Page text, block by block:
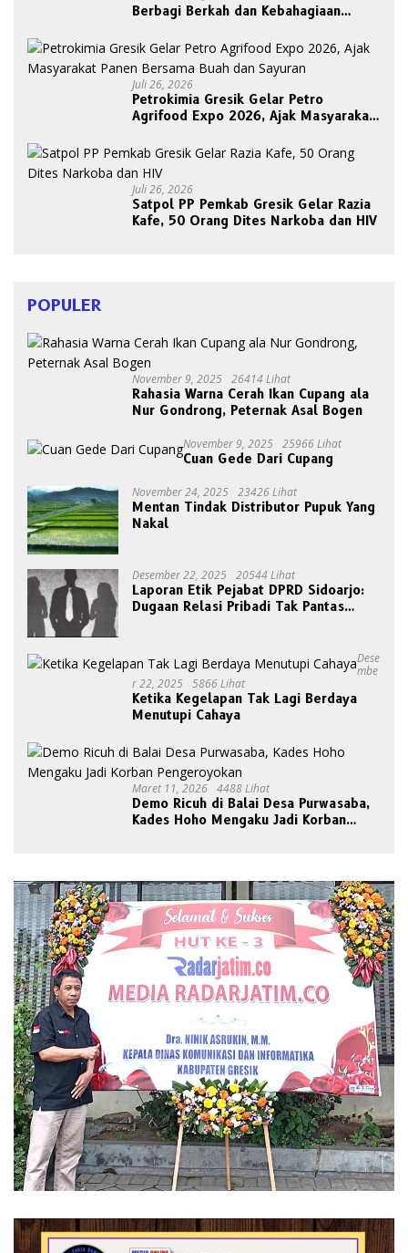
Berbagi Berkah dan Kebahagiaan
Juli 26, 2026
Petrokimia Gresik Gelar Petro
Agrifood Expo 2026, Ajak Masyarakat
Juli 26, 2026
Satpol PP Pemkab Gresik Gelar Razia
Kafe, 50 Orang Dites Narkoba dan HIV
POPULER
November 9, 2025 26414 Lihat
Rahasia Warna Cerah Ikan Cupang ala
Nur Gondrong, Peternak Asal Bogen
November 9, 2025 25966 Lihat
Cuan Gede Dari Cupang
November 24, 2025 23426 Lihat
Mentan Tindak Distributor Pupuk Yang
Nakal
Desember 22, 2025 20544 Lihat
Laporan Etik Pejabat DPRD Sidoarjo:
Dugaan Relasi Pribadi Tak Pantas
Dese
Mbe
R 22, 2025 5866 Lihat
Ketika Kegelapan Tak Lagi Berdaya
Menutupi Cahaya
Maret 11, 2026 4488 Lihat
Demo Ricuh di Balai Desa Purwasaba,
Kades Hoho Mengaku Jadi Korban